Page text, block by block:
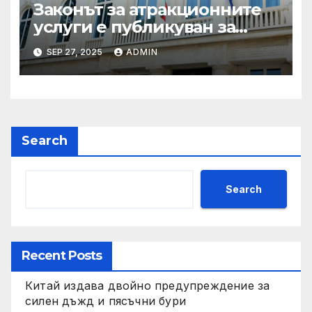
Законът за атракционните
услуги е публикуван за
обществено обсъждане
SEP 27, 2025 ADMIN
Search
Search
Recent Posts
Китай издава двойно предупреждение за
силен дъжд и пясъчни бури